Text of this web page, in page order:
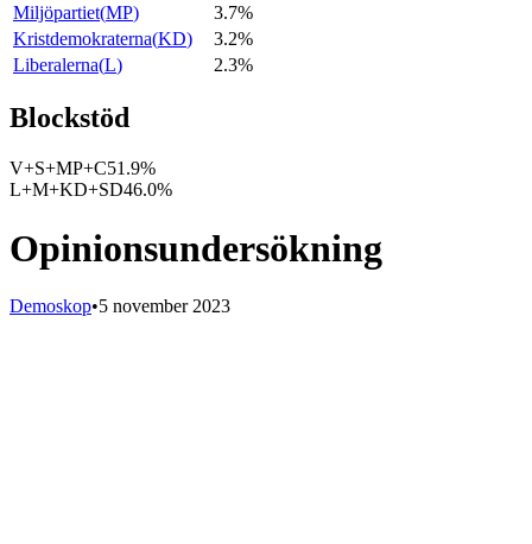
Miljöpartiet(MP)
3.7%
Kristdemokraterna(KD)
3.2%
Liberalerna(L) 2.3%
Blockstöd
V+S+MP+C51.9%
L+M+KD+SD46.0%
Opinionsundersökning
Demoskop•5 november 2023